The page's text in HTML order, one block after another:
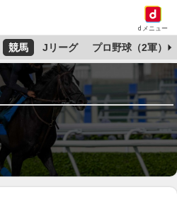
dメニュー
競馬 Jリーグ プロ野球（2軍）